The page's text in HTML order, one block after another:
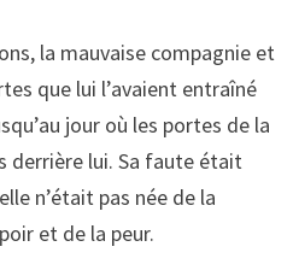
la mauvaise compagnie et
que lui l’avaient entraîné
jour où les portes de la
derrière lui. Sa faute était
n’était pas née de la
et de la peur.